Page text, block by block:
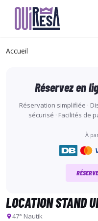
contenu
Accueil
LOCATION STAND
47° Nautik
Réservez en
Réservation simplifiée ·
sécurisé · Facilités de
À